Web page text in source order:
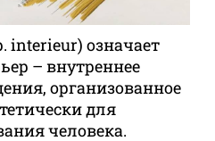
interieur) означает
– внутреннее
организованное
для
человека.